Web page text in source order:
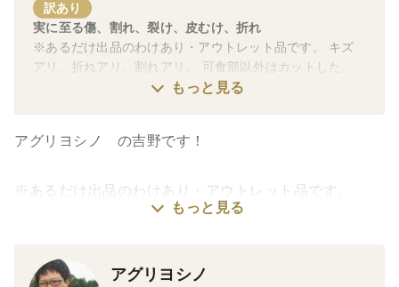
訳あり
実に至る傷、割れ、裂け、皮むけ、折れ
※あるだけ出品のわけあり・アウトレット品です。 キズ
アリ、折れアリ、割れアリ。 可食部以外はカットした、
無駄のないわけあり品です。もっと見る
アグリヨシノ の吉野です！
※あるだけ出品のわけあり・アウトレット品です。
キズアリ、折れアリ、割れアリ。
もっと見る
アグリヨシノ